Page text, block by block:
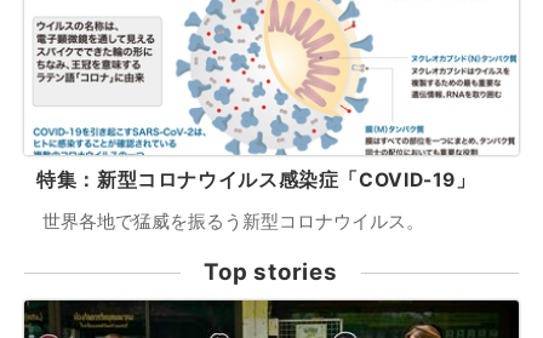
特集：新型コロナウイルス感染症「COVID-19」
世界各地で猛威を振るう新型コロナウイルス。
Top stories